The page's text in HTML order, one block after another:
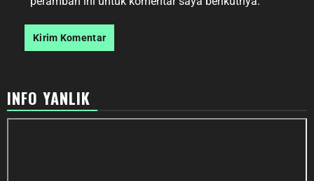
INFO YANLIK